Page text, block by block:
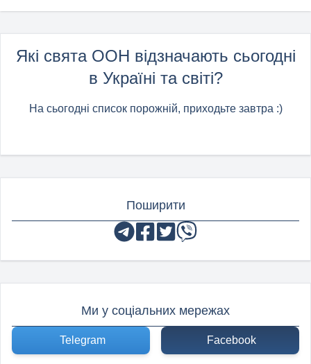
Які свята ООН відзначають сьогодні
в Україні та світі?
На сьогодні список порожній, приходьте завтра :)
Поширити
Ми у соціальних мережах
Telegram Facebook